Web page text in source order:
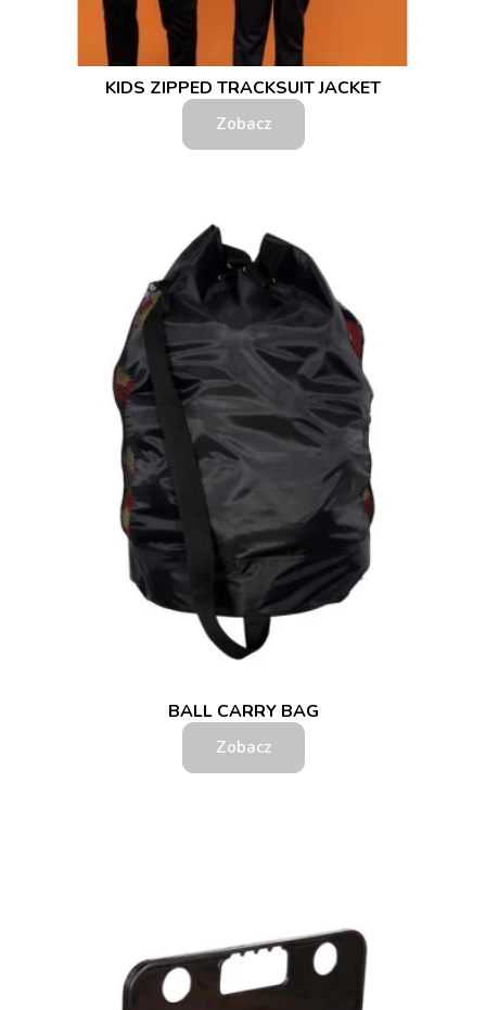
KIDS ZIPPED TRACKSUIT JACKET
Zobacz
BALL CARRY BAG
Zobacz